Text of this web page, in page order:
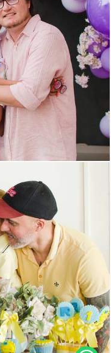
6
4